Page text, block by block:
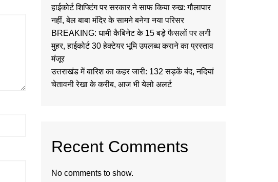
हाईकोर्ट शिफ्टिंग पर सरकार ने साफ किया रुख: गौलापार
नहीं, बेल बाबा मंदिर के सामने बनेगा नया परिसर
BREAKING: धामी कैबिनेट के 15 बड़े फैसलों पर लगी
मुहर, हाईकोर्ट 30 हेक्टेयर भूमि उपलब्ध कराने का प्रस्ताव
मंजूर
उत्तराखंड में बारिश का कहर जारी: 132 सड़कें बंद, नदियां
चेतावनी रेखा के करीब, आज भी येलो अलर्ट
Recent Comments
No comments to show.